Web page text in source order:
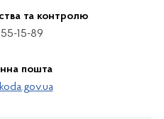
та контролю
15-89
пошта